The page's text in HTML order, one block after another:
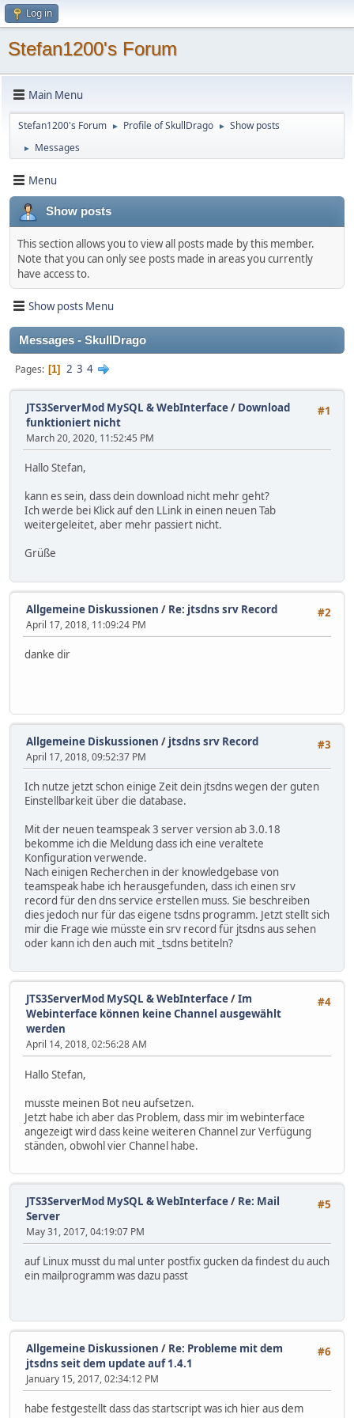
Log in
Stefan1200's Forum
Main Menu
Stefan1200's Forum ► Profile of SkullDrago ► Show posts
► Messages
Menu
Show posts
This section allows you to view all posts made by this member.
Note that you can only see posts made in areas you currently
have access to.
Show posts Menu
Messages - SkullDrago
Pages 1 2 3 4
#1
JTS3ServerMod MySQL & WebInterface/ Download
funktioniert nicht
March 20, 2020, 11:52:45 PM
Hallo Stefan,
kann es sein, dass dein download nicht mehr geht?
Ich werde bei Klick auf den LLink in einen neuen Tab
weitergeleitet, aber mehr passiert nicht.
Grüße
#2
Allgemeine Diskussionen / Re: jtsdns srv Record
April 17, 2018, 11:09:24 PM
danke dir
#3
Allgemeine Diskussionen / jtsdns srv Record
April 17, 2018, 09:52:37 PM
Ich nutze jetzt schon einige Zeit dein jtsdns wegen der guten
Einstellbarkeit über die database.
Mit der neuen teamspeak 3 server version ab 3.0.18
bekomme ich die Meldung dass ich eine veraltete
Konfiguration verwende.
Nach einigen Recherchen in der knowledgebase von
teamspeak habe ich herausgefunden, dass ich einen srv
record für den dns service erstellen muss. Sie beschreiben
dies jedoch nur für das eigene tsdns programm. Jetzt stellt sich
mir die Frage wie müsste ein srv record für jtsdns aus sehen
oder kann ich den auch mit _tsdns betiteln?
#4
JTS3ServerMod MySQL & WebInterface/Im
Webinterface können keine Channel ausgewählt
werden
April 14, 2018, 02:56:28 AM
Hallo Stefan,
musste meinen Bot neu aufsetzen.
Jetzt habe ich aber das Problem, dass mir im webinterface
angezeigt wird dass keine weiteren Channel zur Verfügung
ständen, obwohl vier Channel habe.
#5
JTS3ServerMod MySQL & WebInterface/ Re: Mail
Server
May 31, 2017, 04:19:07 PM
auf Linux musst du mal unter postfix gucken da findest du auch
ein mailprogramm was dazu passt
#6
Allgemeine Diskussionen / Re: Probleme mit dem
jtsdns seit dem update auf 1.4.1
January 15, 2017, 02:34:12 PM
habe festgestellt dass das startscript was ich hier aus dem